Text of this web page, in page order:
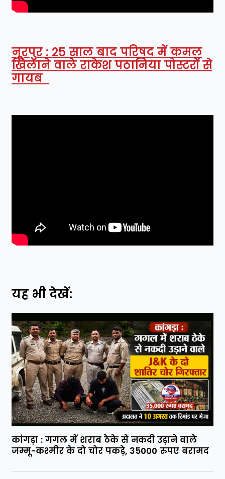
नूरपुर : 25 साल बाद परिषद में कमल
खिलाने वाले राकेश पठानिया पोस्टरों से
गायब
यह भी देखें:
कांगड़ा : गगल में शराब ठेके से नकदी उड़ाने वाले
जम्मू-कश्मीर के दो चोर पकड़े, 35000 रुपए बरामद